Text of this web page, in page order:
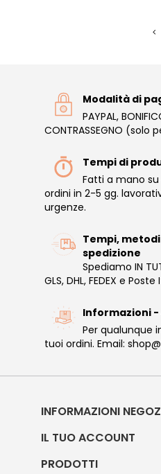
Modalità di
PAYPAL,
CONTRASSEGNO (solo
Tempi di
Fatti a mano su
ordini in 2-5 gg.
urgenze.
Tempi,
spedizione
Spediamo IN
GLS, DHL, FEDEX e
Informazioni -
Per qualunque
tuoi ordini. Email:
INFORMAZIONI
IL TUO ACCOUNT
PRODOTTI